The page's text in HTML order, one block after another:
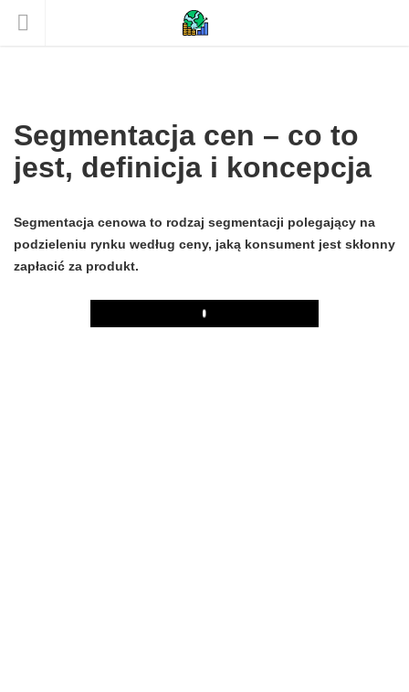
Segmentacja cen – co to
jest, definicja i koncepcja
Segmentacja cenowa to rodzaj segmentacji polegający na
podzieleniu rynku według ceny, jaką konsument jest skłonny
zapłacić za produkt.
Play